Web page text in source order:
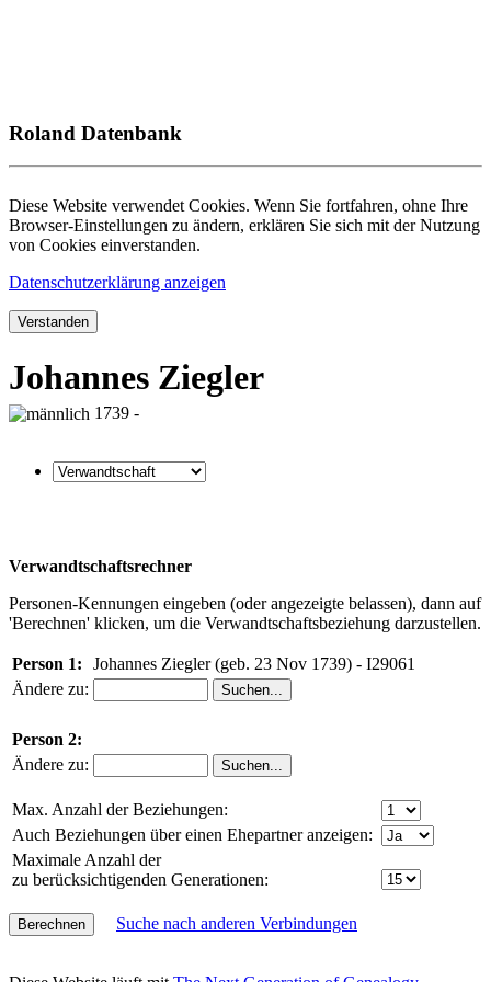
Roland Datenbank
Diese Website verwendet Cookies. Wenn Sie fortfahren, ohne Ihre
Browser-Einstellungen zu ändern, erklären Sie sich mit der Nutzung
von Cookies einverstanden.
Datenschutzerklärung anzeigen
Verstanden
Johannes Ziegler
1739 -
Verwandtschaftsrechner
Personen-Kennungen eingeben (oder angezeigte belassen), dann auf
'Berechnen' klicken, um die Verwandtschaftsbeziehung darzustellen.
Person 1:
Johannes Ziegler (geb. 23 Nov 1739) - I29061
Ändere zu:
Person 2:
Ändere zu:
Max. Anzahl der Beziehungen:
Auch Beziehungen über einen Ehepartner anzeigen:
Maximale Anzahl der
zu berücksichtigenden Generationen:
Suche nach anderen Verbindungen